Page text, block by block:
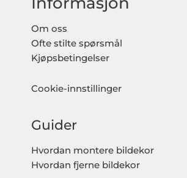
Om oss
Ofte stilte spørsmål
Kjøpsbetingelser
Cookie-innstillinger
Guider
Hvordan montere bildekor
Hvordan fjerne bildekor